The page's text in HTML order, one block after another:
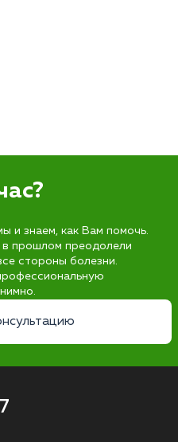
и знаем, как Вам помочь.
в прошлом преодолели
стороны болезни.